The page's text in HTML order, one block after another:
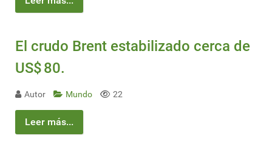
El crudo Brent estabilizado cerca de
US$ 80.
Autor Mundo 22
Leer más...